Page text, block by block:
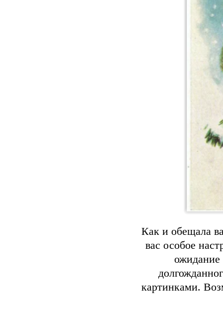
Как и обещала
вас особое
ожидание
картинками.